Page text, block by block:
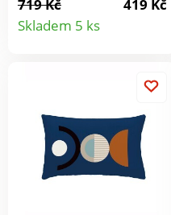
vašeho interiéru. Jsou
moderní a zároveň
zahradní nábytek nebo
postel.
719 Kč
419 Kč
Skladem 5 ks
Detail